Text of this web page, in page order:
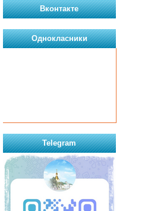
Вконтакте
Однокласники
Telegram